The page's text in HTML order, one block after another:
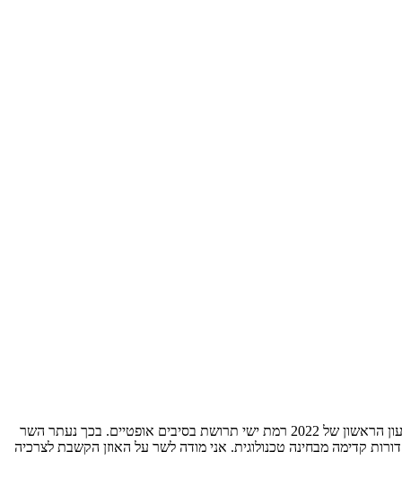
המכתב הרשמי ששלח מנכ"ל בזק דודו מזרחי לבן אליעזר מגיע בהמשך להצהרתו של שר התקשורת יועז הנדל בביקורו האחרון ברמת ישי כי במהלך הרבעון הראשון של 2022 רמת ישי תרושת בסיבים אופטיים. בכך נעתר השר
קדימה מבחינה טכנולוגית. אני מודה לשר על האוזן הקשבת לצרכיה